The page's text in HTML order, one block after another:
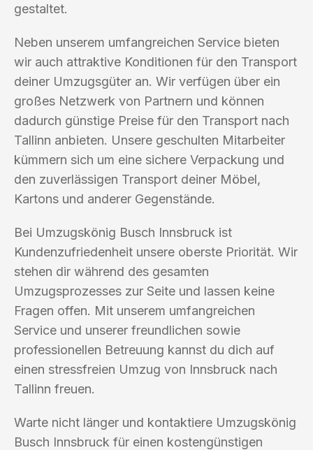
gestaltet.
Neben unserem umfangreichen Service bieten
wir auch attraktive Konditionen für den Transport
deiner Umzugsgüter an. Wir verfügen über ein
großes Netzwerk von Partnern und können
dadurch günstige Preise für den Transport nach
Tallinn anbieten. Unsere geschulten Mitarbeiter
kümmern sich um eine sichere Verpackung und
den zuverlässigen Transport deiner Möbel,
Kartons und anderer Gegenstände.
Bei Umzugskönig Busch Innsbruck ist
Kundenzufriedenheit unsere oberste Priorität. Wir
stehen dir während des gesamten
Umzugsprozesses zur Seite und lassen keine
Fragen offen. Mit unserem umfangreichen
Service und unserer freundlichen sowie
professionellen Betreuung kannst du dich auf
einen stressfreien Umzug von Innsbruck nach
Tallinn freuen.
Warte nicht länger und kontaktiere Umzugskönig
Busch Innsbruck für einen kostengünstigen